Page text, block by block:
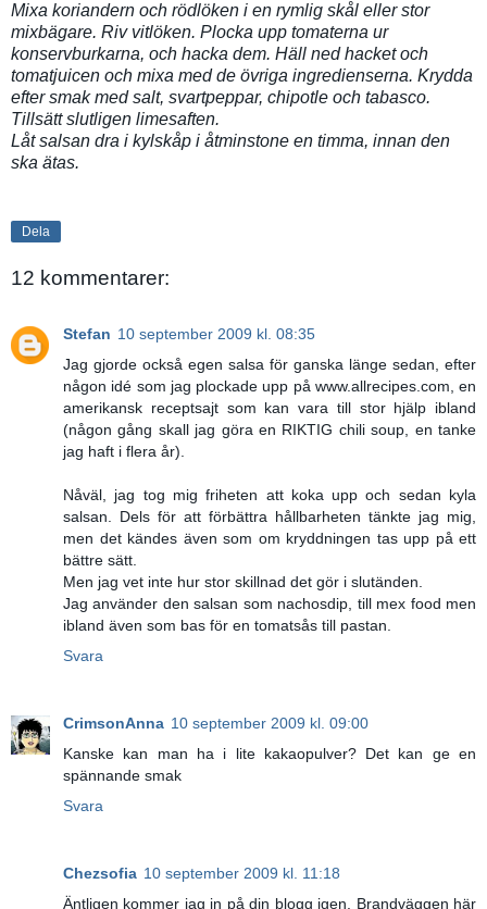
Mixa koriandern och rödlöken i en rymlig skål eller stor
mixbägare. Riv vitlöken. Plocka upp tomaterna ur
konservburkarna, och hacka dem. Häll ned hacket och
tomatjuicen och mixa med de övriga ingredienserna. Krydda
efter smak med salt, svartpeppar, chipotle och tabasco.
Tillsätt slutligen limesaften.
Låt salsan dra i kylskåp i åtminstone en timma, innan den
ska ätas.
Dela
12 kommentarer:
Stefan 10 september 2009 kl. 08:35
Jag gjorde också egen salsa för ganska länge sedan, efter
någon idé som jag plockade upp på www.allrecipes.com, en
amerikansk receptsajt som kan vara till stor hjälp ibland
(någon gång skall jag göra en RIKTIG chili soup, en tanke
jag haft i flera år).
Nåväl, jag tog mig friheten att koka upp och sedan kyla
salsan. Dels för att förbättra hållbarheten tänkte jag mig,
men det kändes även som om kryddningen tas upp på ett
bättre sätt.
Men jag vet inte hur stor skillnad det gör i slutänden.
Jag använder den salsan som nachosdip, till mex food men
ibland även som bas för en tomatsås till pastan.
Svara
CrimsonAnna 10 september 2009 kl. 09:00
Kanske kan man ha i lite kakaopulver? Det kan ge en
spännande smak
Svara
Chezsofia 10 september 2009 kl. 11:18
Äntligen kommer jag in på din blogg igen. Brandväggen här